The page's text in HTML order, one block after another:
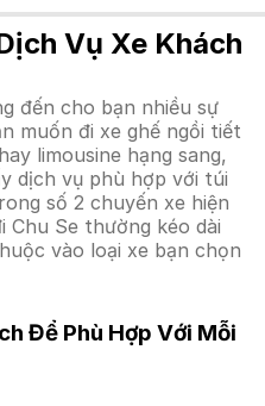
Vụ Xe Khách
đến cho bạn nhiều sự
muốn đi xe ghế ngồi tiết
limousine hạng sang,
dịch vụ phù hợp với túi
số 2 chuyến xe hiện
Se thường kéo dài
vào loại xe bạn chọn
Để Phù Hợp Với Mỗi